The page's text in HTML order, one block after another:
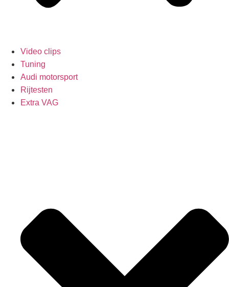
Video clips
Tuning
Audi motorsport
Rijtesten
Extra VAG